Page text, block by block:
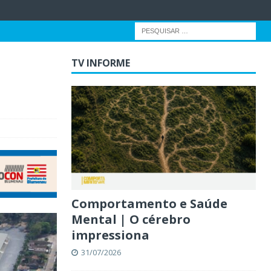
TV INFORME
Comportamento e Saúde
Mental | O cérebro
impressiona
31/07/2026